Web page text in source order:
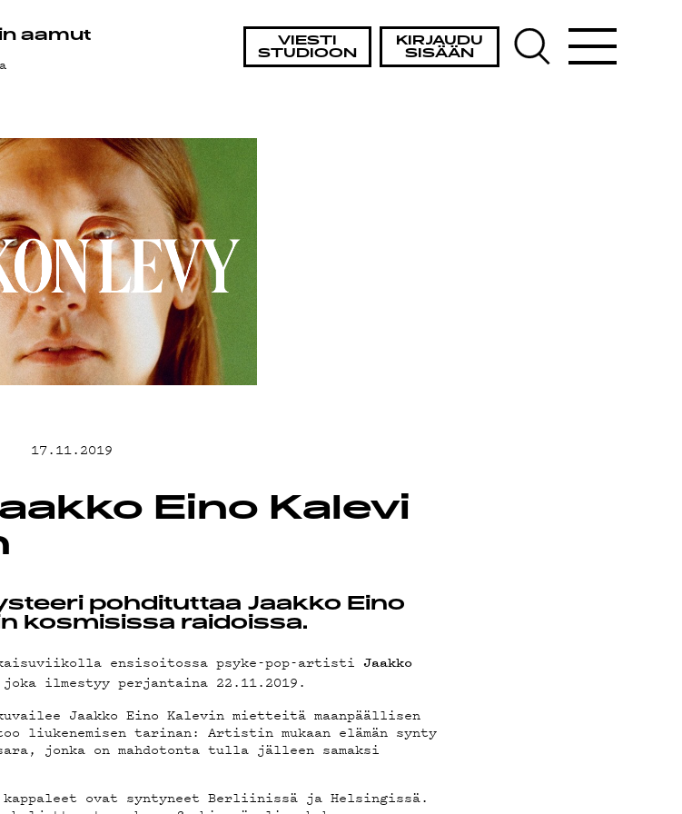
VIESTI
STUDIOON
KIRJAUDU
SISÄÄN
aamut
17.11.2019
Eino Kalevi
pohdituttaa Jaakko Eino
kosmisissa raidoissa.
ensisoitossa psyke-pop-artistiJaakko
ilmestyy perjantaina 22.11.2019.
Jaakko Eino Kalevin mietteitä maanpäällisen
liukenemisen tarinan: Artistin mukaan elämän synty
jonka on mahdotonta tulla jälleen samaksi
ovat syntyneet Berliinissä ja Helsingissä.